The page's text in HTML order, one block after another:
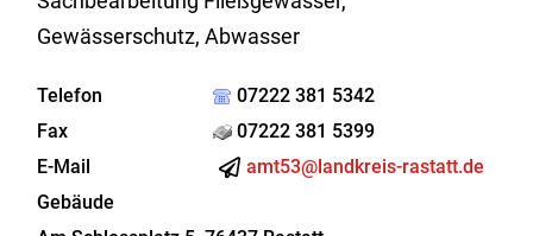
Gewässerschutz, Abwasser
Telefon
07222 381 5342
Fax
07222 381 5399
E-Mail
amt53@landkreis-rastatt.de
Gebäude